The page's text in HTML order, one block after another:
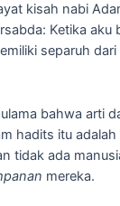
kisah nabi
Ketika aku
separuh dari
bahwa arti
hadits itu
tidak ada
mereka.